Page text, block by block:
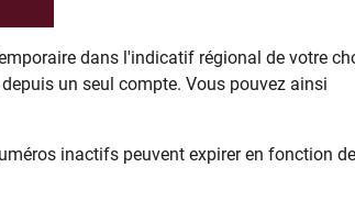
dans l'indicatif régional de votre
un seul compte. Vous pouvez ainsi
inactifs peuvent expirer en fonction de